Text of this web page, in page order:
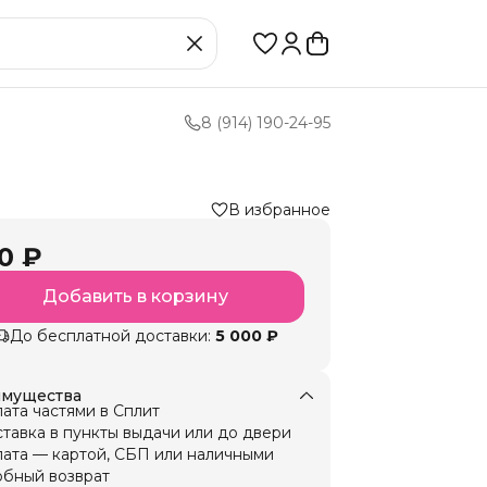
8 (914) 190-24-95
В избранное
₽
Добавить в корзину
До бесплатной доставки: 5 000 ₽
частями в Сплит
в пункты выдачи или до двери
— картой, СБП или наличными
возврат